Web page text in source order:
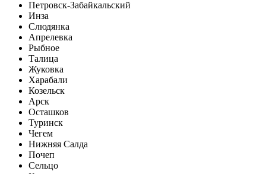
Петровск-Забайкальский
Инза
Слюдянка
Апрелевка
Рыбное
Талица
Жуковка
Харабали
Козельск
Арск
Осташков
Туринск
Чегем
Нижняя Салда
Почеп
Сельцо